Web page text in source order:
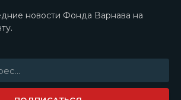
новости Фонда Варнава на